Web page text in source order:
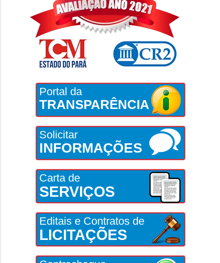
Portal da
TRANSPARÊNCIA
Solicitar
INFORMAÇÕES
Carta de
SERVIÇOS
Editais e Contratos de
LICITAÇÕES